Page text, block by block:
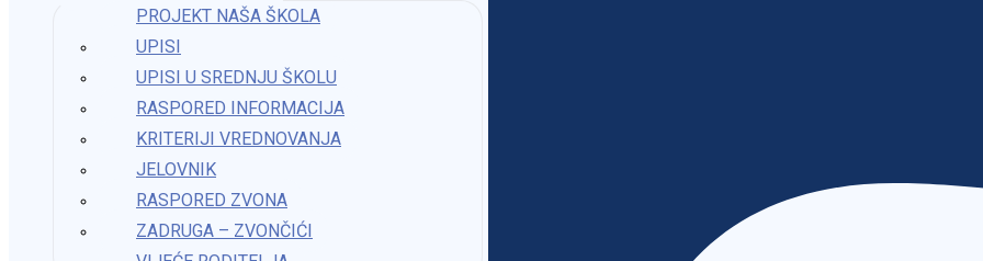
PROJEKT NAŠA ŠKOLA
UPISI
UPISI U SREDNJU ŠKOLU
RASPORED INFORMACIJA
KRITERIJI VREDNOVANJA
JELOVNIK
RASPORED ZVONA
ZADRUGA – ZVONČIĆI